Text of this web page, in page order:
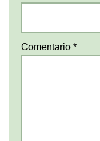
Comentario *